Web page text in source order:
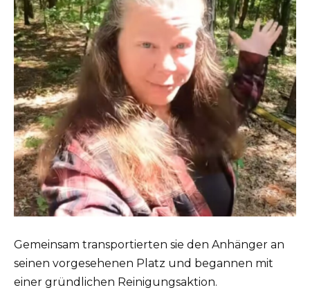
Gemeinsam transportierten sie den Anhänger an
seinen vorgesehenen Platz und begannen mit
einer gründlichen Reinigungsaktion.